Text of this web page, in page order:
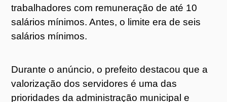
trabalhadores com remuneração de até 10
salários mínimos. Antes, o limite era de seis
salários mínimos.
Durante o anúncio, o prefeito destacou que a
valorização dos servidores é uma das
prioridades da administração municipal e